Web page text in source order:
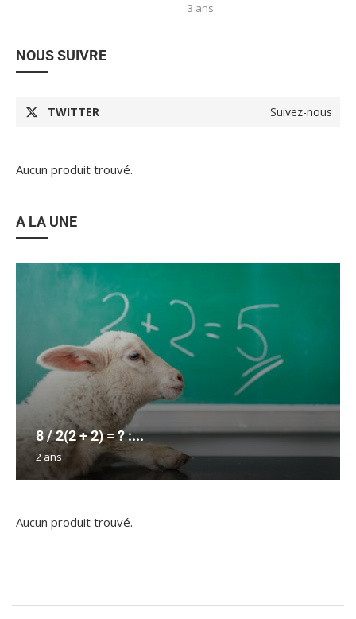
3 ans
NOUS SUIVRE
TWITTER Suivez-nous
Aucun produit trouvé.
A LA UNE
8 / 2(2 + 2) = ? :...
2 ans
Aucun produit trouvé.